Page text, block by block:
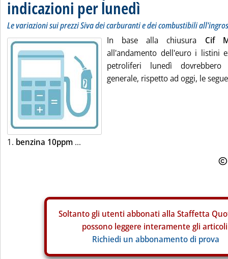
indicazioni per lunedì
Le variazioni sui prezzi Siva dei carburanti e dei combustibili
In base alla chiusura Cif
all'andamento dell'euro i listini
petroliferi lunedì
generale, rispetto ad oggi, le
1. benzina 10ppm ...
Soltanto gli utenti abbonati alla Staffetta
possono leggere interamente gli
Richiedi un abbonamento di prova